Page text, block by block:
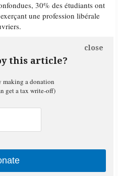
30% des étudiants ont
une profession libérale
this article?
close
making a donation
get a tax write-off)